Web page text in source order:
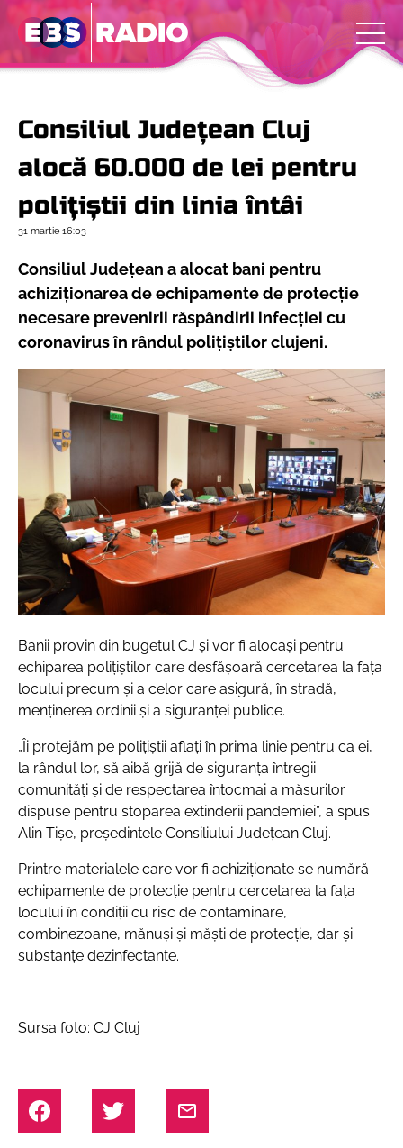
Consiliul Județean Cluj
alocă 60.000 de lei pentru
polițiștii din linia întâi
31 martie 16:03
Consiliul Județean a alocat bani pentru
achiziționarea de echipamente de protecție
necesare prevenirii răspândirii infecției cu
coronavirus în rândul polițiștilor clujeni.
Banii provin din bugetul CJ și vor fi alocași pentru
echiparea polițiștilor care desfășoară cercetarea la fața
locului precum și a celor care asigură, în stradă,
menținerea ordinii și a siguranței publice.
„Îi protejăm pe polițiștii aflați în prima linie pentru ca ei,
la rândul lor, să aibă grijă de siguranța întregii
comunități și de respectarea întocmai a măsurilor
dispuse pentru stoparea extinderii pandemiei”, a spus
Alin Tișe, președintele Consiliului Județean Cluj.
Printre materialele care vor fi achiziționate se numără
echipamente de protecție pentru cercetarea la fața
locului în condiții cu risc de contaminare,
combinezoane, mănuși și măști de protecție, dar și
substanțe dezinfectante.
Sursa foto: CJ Cluj